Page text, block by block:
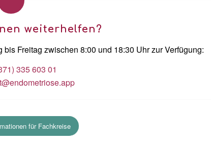
weiterhelfen?
Freitag zwischen 8:00 und 18:30 Uhr zur Verfügung:
335 603 01
für Fachkreise